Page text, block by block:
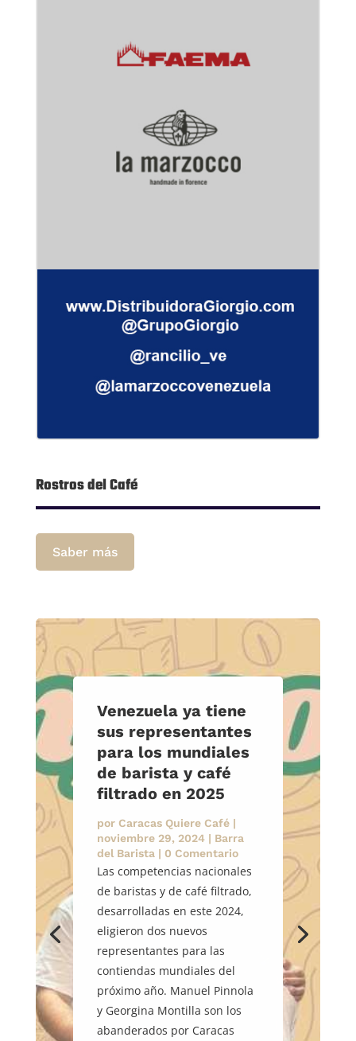
Rostros del Café
Saber más
Venezuela ya tiene
sus representantes
para los mundiales
de barista y café
filtrado en 2025
por Caracas Quiere Café|
noviembre 29, 2024| Barra
del Barista | 0 Comentario
Las competencias nacionales
de baristas y de café filtrado,
desarrolladas en este 2024,
eligieron dos nuevos
representantes para las
contiendas mundiales del
próximo año. Manuel Pinnola
y Georgina Montilla son los
abanderados por Caracas